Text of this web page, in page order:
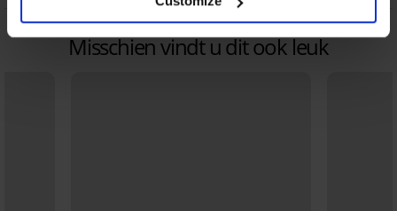
Misschien vindt u dit ook leuk